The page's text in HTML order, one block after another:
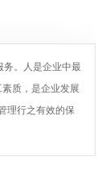
务。人是企业中最
质，是企业发展
理行之有效的保